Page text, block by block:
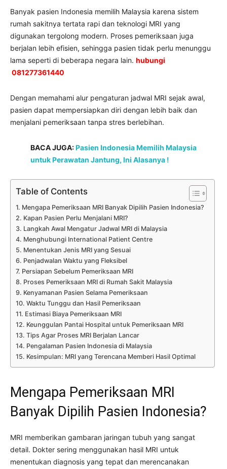
Banyak pasien Indonesia memilih Malaysia karena sistem
rumah sakitnya tertata rapi dan teknologi MRI yang
digunakan tergolong modern. Proses pemeriksaan juga
berjalan lebih efisien, sehingga pasien tidak perlu menunggu
lama seperti di beberapa negara lain. hubungi
081277361440
Dengan memahami alur pengaturan jadwal MRI sejak awal,
pasien dapat mempersiapkan diri dengan lebih baik dan
menjalani pemeriksaan tanpa stres berlebihan.
BACA JUGA:Pasien Indonesia Memilih Malaysia
untuk Perawatan Jantung, Ini Alasanya !
Table of Contents
Mengapa Pemeriksaan MRI Banyak Dipilih Pasien Indonesia?
Kapan Pasien Perlu Menjalani MRI?
Langkah Awal Mengatur Jadwal MRI di Malaysia
Menghubungi International Patient Centre
Menentukan Jenis MRI yang Sesuai
Penjadwalan Waktu yang Fleksibel
Persiapan Sebelum Pemeriksaan MRI
Proses Pemeriksaan MRI di Rumah Sakit Malaysia
Kenyamanan Pasien Selama Pemeriksaan
Waktu Tunggu dan Hasil Pemeriksaan
Estimasi Biaya Pemeriksaan MRI
Keunggulan Pantai Hospital untuk Pemeriksaan MRI
Tips Agar Proses MRI Berjalan Lancar
Pengalaman Pasien Indonesia di Malaysia
Kesimpulan: MRI yang Terencana Memberi Hasil Optimal
Mengapa Pemeriksaan MRI
Banyak Dipilih Pasien Indonesia?
MRI memberikan gambaran jaringan tubuh yang sangat
detail. Dokter sering menggunakan hasil MRI untuk
menentukan diagnosis yang tepat dan merencanakan